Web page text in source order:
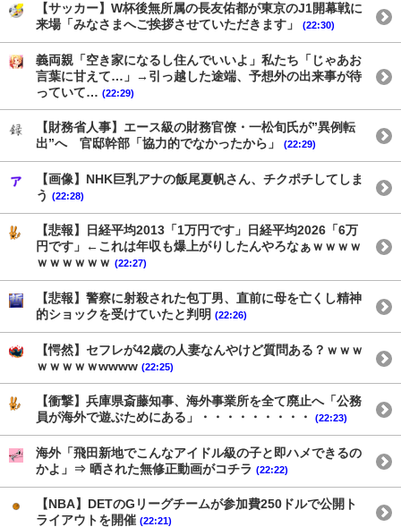
【サッカー】W杯後無所属の長友佑都が東京のJ1開幕戦に
来場「みなさまへご挨拶させていただきます」
(22:30)
義両親「空き家になるし住んでいいよ」私たち「じゃあお
言葉に甘えて…」→引っ越した途端、予想外の出来事が待
っていて… (22:29)
【財務省人事】エース級の財務官僚・一松旬氏が”異例転
出”へ 官邸幹部「協力的でなかったから」
(22:29)
【画像】NHK巨乳アナの飯尾夏帆さん、チクポチしてしま
う (22:28)
【悲報】日経平均2013「1万円です」日経平均2026「6万
円です」←これは年収も爆上がりしたんやろなぁｗｗｗｗ
ｗｗｗｗｗｗ (22:27)
【悲報】警察に射殺された包丁男、直前に母を亡くし精神
的ショックを受けていたと判明 (22:26)
【愕然】セフレが42歳の人妻なんやけど質問ある？ｗｗｗ
ｗｗｗｗｗwwww (22:25)
【衝撃】兵庫県斎藤知事、海外事業所を全て廃止へ「公務
員が海外で遊ぶためにある」・・・・・・・・・
(22:23)
海外「飛田新地でこんなアイドル級の子と即ハメできるの
かよ」⇒ 晒された無修正動画がコチラ (22:22)
【NBA】DETのGリーグチームが参加費250ドルで公開ト
ライアウトを開催 (22:21)